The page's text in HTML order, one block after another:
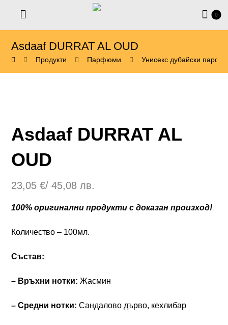
Asdaaf DURRAT AL OUD
Продукти Парфюми Унисекс дубайски
Asdaaf DURRAT AL
OUD
23,05€/ 45,08 лв.
100% оригинални продукти с доказан произход!
Количество – 100мл.
Състав:
– Връхни нотки: Жасмин
– Средни нотки: Сандалово дърво, кехлибар